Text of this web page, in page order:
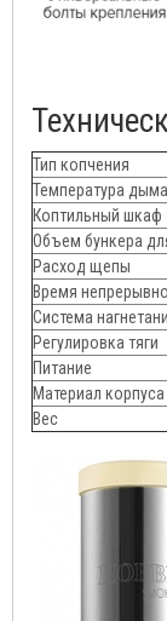
Тип копчения
Температура дыма
Коптильный шкаф
Объем бункера
Расход щепы
Время
Система
Регулировка тяги
Питание
Материал корпуса
Вес